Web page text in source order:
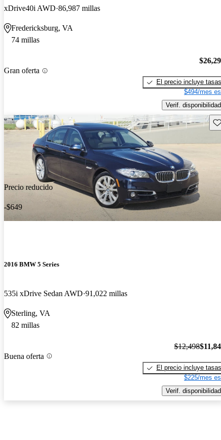
xDrive40i AWD 86,987 millas
Fredericksburg, VA
74 millas
Gran oferta
El precio incluye tasas
$494/mes
Verif. disponibilidad
Precio reducido
-$649
2016 BMW 5 Series
535i xDrive Sedan AWD 91,022 millas
Sterling, VA
82 millas
Buena oferta
$12,498
El precio incluye tasas
$225/mes
Verif. disponibilidad